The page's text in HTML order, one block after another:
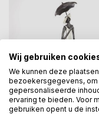
Wij gebruiken
We kunnen deze
bezoekersgegevens,
gepersonaliseerde
ervaring te bieden. Voor
gebruiken opent u de